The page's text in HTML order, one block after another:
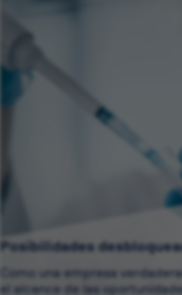
Posibilidades
Como una empresa
el alcance de las